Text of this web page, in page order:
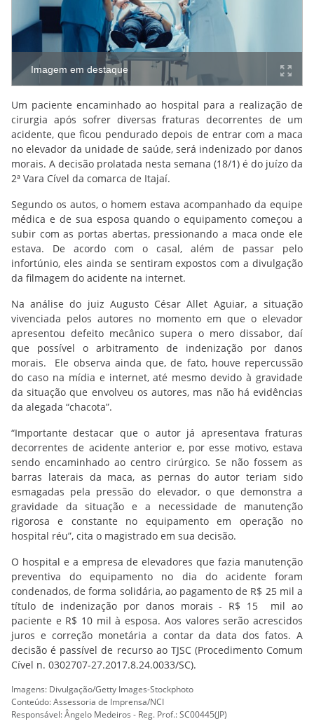
Imagem em destaque
Um paciente encaminhado ao hospital para a realização de
cirurgia após sofrer diversas fraturas decorrentes de um
acidente, que ficou pendurado depois de entrar com a maca
no elevador da unidade de saúde, será indenizado por danos
morais. A decisão prolatada nesta semana (18/1) é do juízo da
2ª Vara Cível da comarca de Itajaí.
Segundo os autos, o homem estava acompanhado da equipe
médica e de sua esposa quando o equipamento começou a
subir com as portas abertas, pressionando a maca onde ele
estava. De acordo com o casal, além de passar pelo
infortúnio, eles ainda se sentiram expostos com a divulgação
da filmagem do acidente na internet.
Na análise do juiz Augusto César Allet Aguiar, a situação
vivenciada pelos autores no momento em que o elevador
apresentou defeito mecânico supera o mero dissabor, daí
que possível o arbitramento de indenização por danos
morais. Ele observa ainda que, de fato, houve repercussão
do caso na mídia e internet, até mesmo devido à gravidade
da situação que envolveu os autores, mas não há evidências
da alegada “chacota”.
“Importante destacar que o autor já apresentava fraturas
decorrentes de acidente anterior e, por esse motivo, estava
sendo encaminhado ao centro cirúrgico. Se não fossem as
barras laterais da maca, as pernas do autor teriam sido
esmagadas pela pressão do elevador, o que demonstra a
gravidade da situação e a necessidade de manutenção
rigorosa e constante no equipamento em operação no
hospital réu”, cita o magistrado em sua decisão.
O hospital e a empresa de elevadores que fazia manutenção
preventiva do equipamento no dia do acidente foram
condenados, de forma solidária, ao pagamento de R$ 25 mil a
título de indenização por danos morais - R$ 15 mil ao
paciente e R$ 10 mil à esposa. Aos valores serão acrescidos
juros e correção monetária a contar da data dos fatos. A
decisão é passível de recurso ao TJSC (Procedimento Comum
Cível n. 0302707-27.2017.8.24.0033/SC).
Imagens: Divulgação/Getty Images-Stockphoto
Conteúdo: Assessoria de Imprensa/NCI
Responsável: Ângelo Medeiros - Reg. Prof.: SC00445(JP)